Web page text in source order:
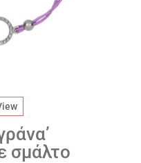
σμάλτο